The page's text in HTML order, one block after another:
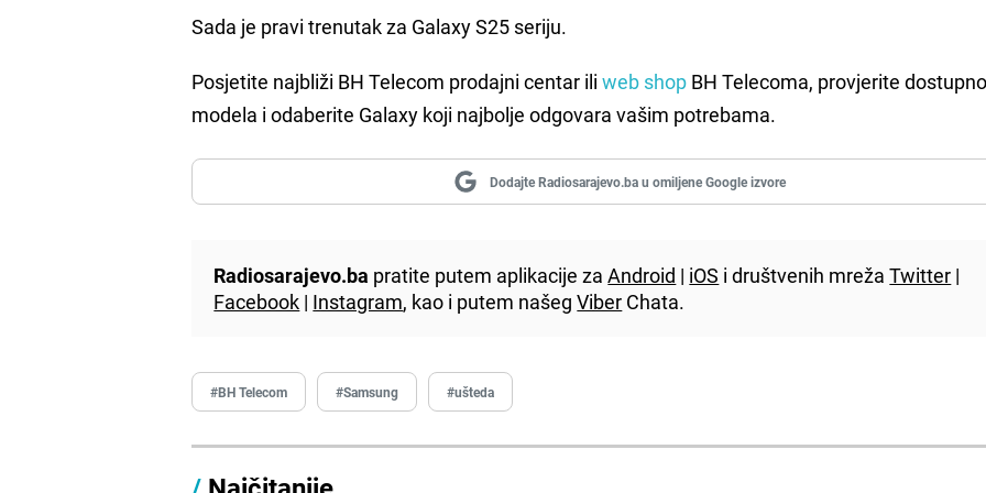
Sada je pravi trenutak za Galaxy S25 seriju.
Posjetite najbliži BH Telecom prodajni centar iliweb shop BH Telecoma, provjerite
modela i odaberite Galaxy koji najbolje odgovara vašim potrebama.
Dodajte Radiosarajevo.ba u omiljene Google izvore
Radiosarajevo.ba pratite putem aplikacije zaAndroid | iOS i društvenih mrežaTwitter |
Facebook | Instagram, kao i putem našegViber Chata.
#BH Telecom #Samsung #ušteda